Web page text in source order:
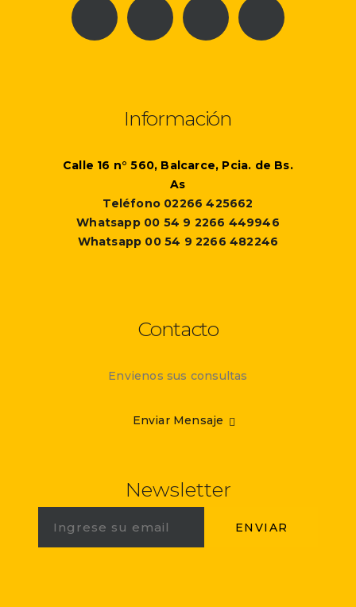
Información
Calle 16 n° 560, Balcarce, Pcia. de Bs.
As
Teléfono 02266 425662
Whatsapp 00 54 9 2266 449946
Whatsapp 00 54 9 2266 482246
Contacto
Envienos sus consultas
Enviar Mensaje
Newsletter